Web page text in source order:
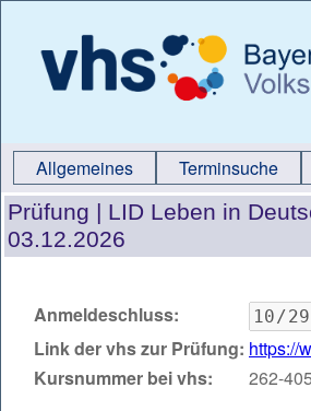
Allgemeines Terminsuche
Prüfung | LID Leben in
03.12.2026
Anmeldeschluss:
Link der vhs zur Prüfung: https://
Kursnummer bei vhs:
262-